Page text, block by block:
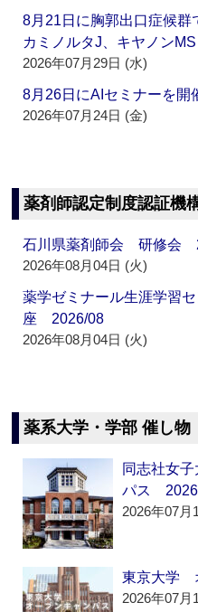
8月21日に胸郭出口症候
カミノルタJ、キヤノンMS
2026年07月29日 (水)
8月26日にAIセミナーを
2026年07月24日 (金)
薬剤師認定制度認証機
石川県薬剤師会 研修会
2026年08月04日 (火)
薬学ゼミナール生涯学習
座 2026/08
2026年08月04日 (火)
薬系大学・学部 催し物
同志社女
パス
2026年07月
東京大学
2026年07月